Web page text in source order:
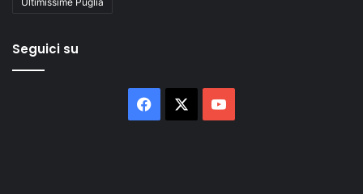
Seguici su
Facebook